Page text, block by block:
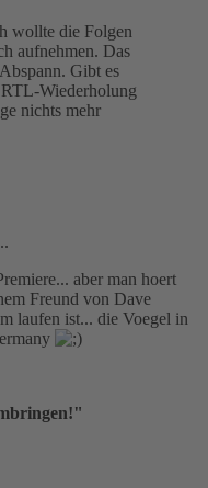
wollte die Folgen
aufnehmen. Das
Gibt es
Wiederholung
nichts mehr
aber man hoert
Freund von Dave
laufen ist... die Voegel in